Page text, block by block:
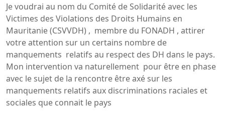
Je voudrai au nom du Comité de Solidarité avec les
Victimes des Violations des Droits Humains en
Mauritanie (CSVVDH) , membre du FONADH , attirer
votre attention sur un certains nombre de
manquements relatifs au respect des DH dans le pays.
Mon intervention va naturellement pour être en phase
avec le sujet de la rencontre être axé sur les
manquements relatifs aux discriminations raciales et
sociales que connait le pays